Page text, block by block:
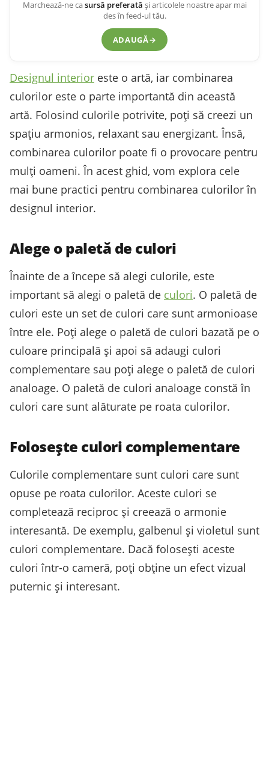
Marchează-ne casursă preferată și articolele noastre apar mai
des în feed-ul tău.
ADAUGĂ→
Designul interior este o artă, iar combinarea
culorilor este o parte importantă din această
artă. Folosind culorile potrivite, poți să creezi un
spațiu armonios, relaxant sau energizant. Însă,
combinarea culorilor poate fi o provocare pentru
mulți oameni. În acest ghid, vom explora cele
mai bune practici pentru combinarea culorilor în
designul interior.
Alege o paletă de culori
Înainte de a începe să alegi culorile, este
important să alegi o paletă de culori. O paletă de
culori este un set de culori care sunt armonioase
între ele. Poți alege o paletă de culori bazată pe o
culoare principală și apoi să adaugi culori
complementare sau poți alege o paletă de culori
analoage. O paletă de culori analoage constă în
culori care sunt alăturate pe roata culorilor.
Folosește culori complementare
Culorile complementare sunt culori care sunt
opuse pe roata culorilor. Aceste culori se
completează reciproc și creează o armonie
interesantă. De exemplu, galbenul și violetul sunt
culori complementare. Dacă folosești aceste
culori într-o cameră, poți obține un efect vizual
puternic și interesant.